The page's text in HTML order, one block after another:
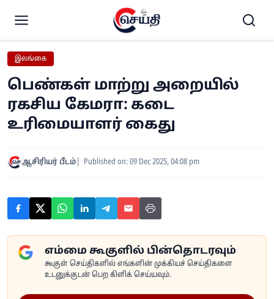
இலங்கை
பெண்கள் மாற்று அறையில்
ரகசிய கேமரா: கடை
உரிமையாளர் கைது
ஆசிரியர் பீடம் Published on: 09 Dec 2025, 04:08 pm
எம்மை கூகுளில் பின்தொடரவும்
கூகுள் செய்திகளில் எங்களின் முக்கியச் செய்திகளை
உடனுக்குடன் பெற கிளிக் செய்யவும்.